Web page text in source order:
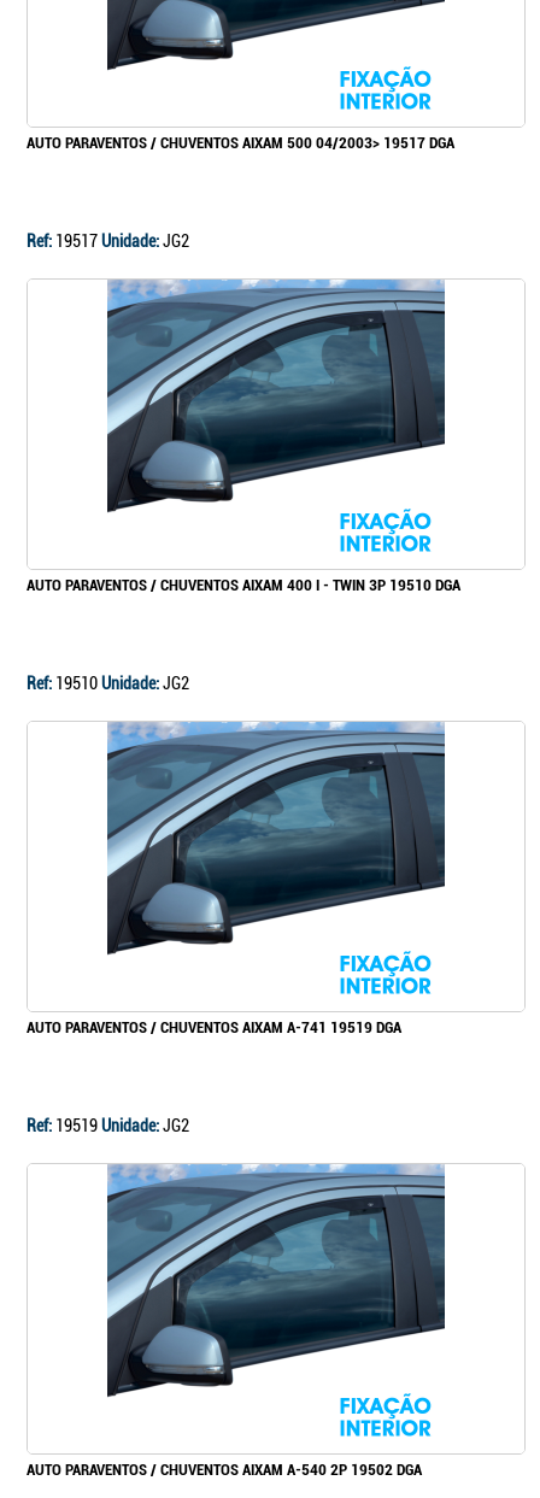
AUTO PARAVENTOS / CHUVENTOS AIXAM 500 04/2003> 19517 DGA
Ref: 19517Unidade:JG2
AUTO PARAVENTOS / CHUVENTOS AIXAM 400 I - TWIN 3P 19510 DGA
Ref: 19510Unidade:JG2
AUTO PARAVENTOS / CHUVENTOS AIXAM A-741 19519 DGA
Ref: 19519Unidade:JG2
AUTO PARAVENTOS / CHUVENTOS AIXAM A-540 2P 19502 DGA
Continuar a comprar